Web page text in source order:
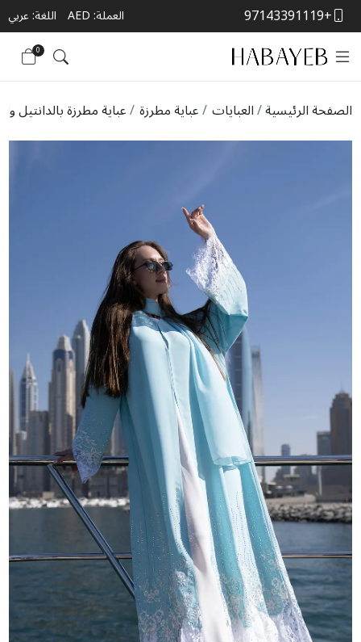
+97143391119 العملة:AED اللغة: عربي
0
الصفحة الرئيسية العبايات عباية مطرزة عباية مطرزة بالدانتيل